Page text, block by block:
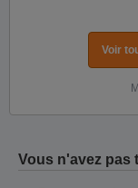
Voir
Vous n'avez pas